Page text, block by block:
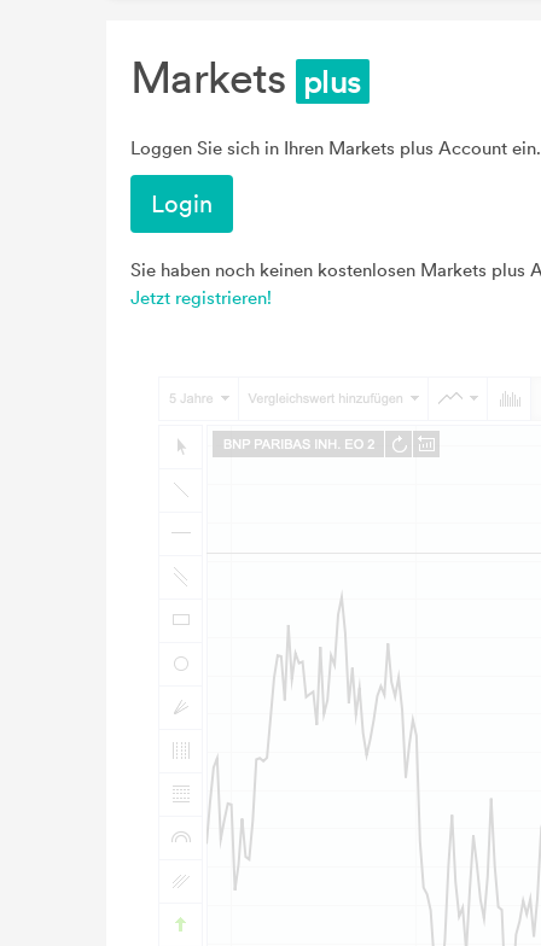
Markets
Loggen Sie sich in Ihren Markets plus Account ein.
Login
Sie haben noch keinen kostenlosen Markets plus
Jetzt registrieren!